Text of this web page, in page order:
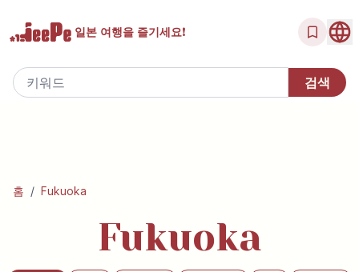
일본 여행을 즐기세요!
홈 / Fukuoka
Fukuoka